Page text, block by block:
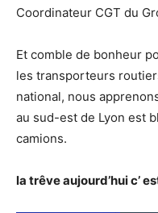
Coordinateur CGT du
Et comble de bonheur
les transporteurs
national, nous
au sud-est de Lyon est
camions.
la trêve aujourd’hui c’